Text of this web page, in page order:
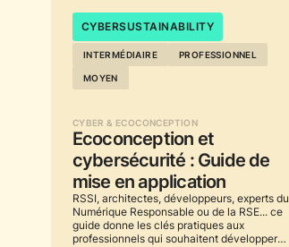
...
CYBERSUSTAINABILITY
INTERMÉDIAIRE
PROFESSIONNEL
MOYEN
CYBER & ECOCONCEPTION
Ecoconception et
cybersécurité : Guide de
mise en application
RSSI, architectes, développeurs, experts du
Numérique Responsable ou de la RSE... ce
guide donne les clés pratiques aux
professionnels qui souhaitent développer